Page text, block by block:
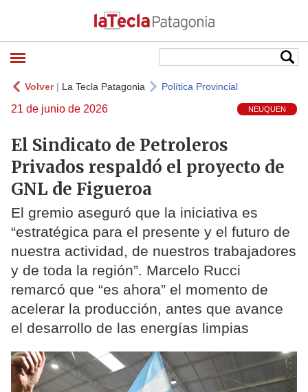
Volver| La Tecla Patagonia Política Provincial
21 de junio de 2026 NEUQUEN
El Sindicato de Petroleros
Privados respaldó el proyecto de
GNL de Figueroa
El gremio aseguró que la iniciativa es
“estratégica para el presente y el futuro de
nuestra actividad, de nuestros trabajadores
y de toda la región”. Marcelo Rucci
remarcó que “es ahora” el momento de
acelerar la producción, antes que avance
el desarrollo de las energías limpias